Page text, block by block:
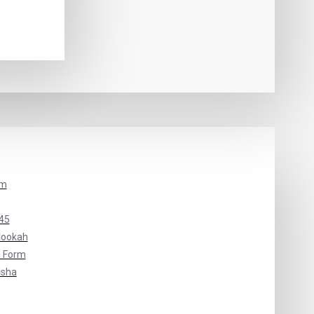
Form